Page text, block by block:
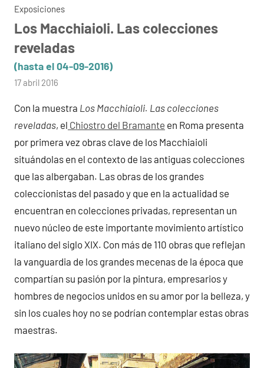
Exposiciones
Los Macchiaioli. Las colecciones
reveladas
(hasta el 04-09-2016)
por
17 abril 2016
Con la muestra Los Macchiaioli. Las colecciones
reveladas, el Chiostro del Bramante en Roma presenta
por primera vez obras clave de los Macchiaioli
situándolas en el contexto de las antiguas colecciones
que las albergaban. Las obras de los grandes
coleccionistas del pasado y que en la actualidad se
encuentran en colecciones privadas, representan un
nuevo núcleo de este importante movimiento artístico
italiano del siglo XIX. Con más de 110 obras que reflejan
la vanguardia de los grandes mecenas de la época que
compartían su pasión por la pintura, empresarios y
hombres de negocios unidos en su amor por la belleza, y
sin los cuales hoy no se podrían contemplar estas obras
maestras.